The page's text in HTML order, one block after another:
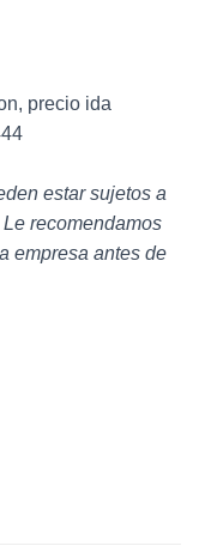
precio ida
estar sujetos a
recomendamos
empresa antes de